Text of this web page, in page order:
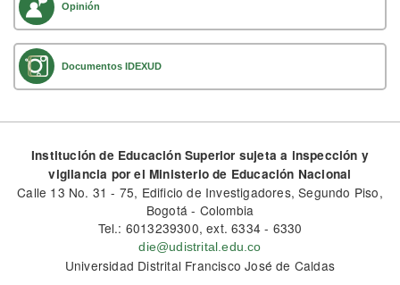
Opinión
Documentos IDEXUD
Institución de Educación Superior sujeta a inspección y
vigilancia por el Ministerio de Educación Nacional
Calle 13 No. 31 - 75, Edificio de Investigadores, Segundo Piso,
Bogotá - Colombia
Tel.: 6013239300, ext. 6334 - 6330
die@udistrital.edu.co
Universidad Distrital Francisco José de Caldas